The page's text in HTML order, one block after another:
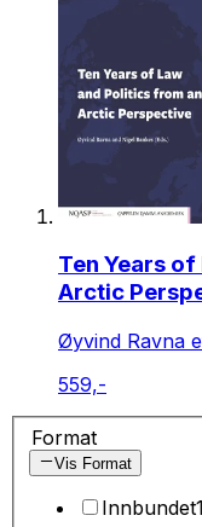
Ten Years
Arctic
Øyvind Ravna
559,-
Format
Vis Format
Innbundet1